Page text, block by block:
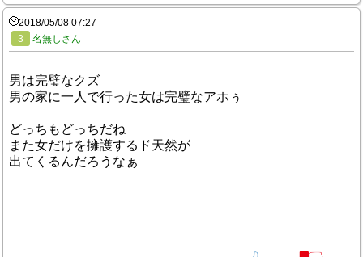
2018/05/08 07:27
3
名無しさん
男は完璧なクズ
男の家に一人で行った女は完璧なアホぅ
どっちもどっちだね
また女だけを擁護するド天然が
出てくるんだろうなぁ